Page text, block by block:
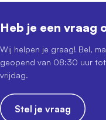
Heb je een vraag
Wij helpen je graag! Bel,
geopend van 08:30 uur
vrijdag.
Stel je vraag